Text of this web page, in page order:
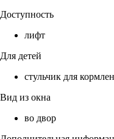
Доступность
лифт
Для детей
стульчик для
Вид из окна
во двор